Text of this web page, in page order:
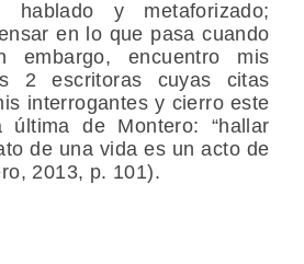
hablado y metaforizado;
en lo que pasa cuando
encuentro mis
2 escritoras cuyas citas
interrogantes y cierro este
última de Montero: “hallar
de una vida es un acto de
2013, p. 101).